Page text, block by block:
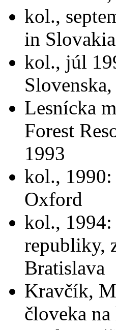
kol.,
in
kol., júl
Lesnícka
Forest
1993
kol.,
Oxford
kol.,
republiky,
Bratislava
Kravčík,
človeka